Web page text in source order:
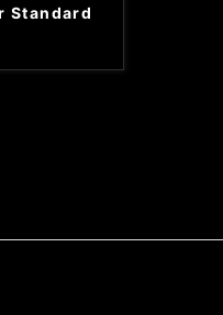
Standard